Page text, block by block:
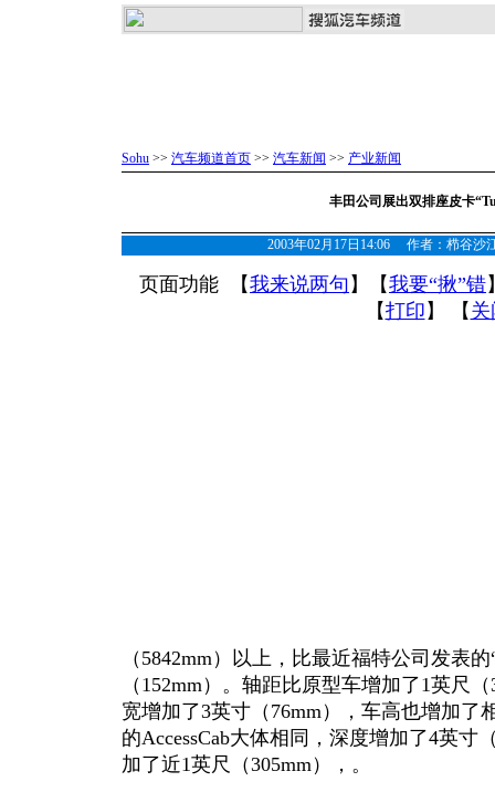
Sohu >> 汽车频道首页 >> 汽车新闻 >> 产业新闻
丰田公司展出双排座皮卡
2003年02月17日14:06 作者：栉谷
页面功能 【我来说两句 】【我要“揪”错
【打印 】 【 关
（5842mm）以上，比最近福特公司发表
（152mm）。轴距比原型车增加了1英尺
宽增加了3英寸（76mm），车高也增加了
的AccessCab大体相同，深度增加了4英寸
加了近1英尺（305mm），。